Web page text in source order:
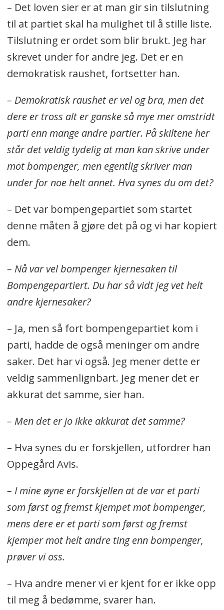
– Det loven sier er at man gir sin tilslutning
til at partiet skal ha mulighet til å stille liste.
Tilslutning er ordet som blir brukt. Jeg har
skrevet under for andre jeg. Det er en
demokratisk raushet, fortsetter han.
– Demokratisk raushet er vel og bra, men det
dere er tross alt er ganske så mye mer omstridt
parti enn mange andre partier. På skiltene her
står det veldig tydelig at man kan skrive under
mot bompenger, men egentlig skriver man
under for noe helt annet. Hva synes du om det?
– Det var bompengepartiet som startet
denne måten å gjøre det på og vi har kopiert
dem.
– Nå var vel bompenger kjernesaken til
Bompengepartiert. Du har så vidt jeg vet helt
andre kjernesaker?
– Ja, men så fort bompengepartiet kom i
parti, hadde de også meninger om andre
saker. Det har vi også. Jeg mener dette er
veldig sammenlignbart. Jeg mener det er
akkurat det samme, sier han.
– Men det er jo ikke akkurat det samme?
– Hva synes du er forskjellen, utfordrer han
Oppegård Avis.
– I mine øyne er forskjellen at de var et parti
som først og fremst kjempet mot bompenger,
mens dere er et parti som først og fremst
kjemper mot helt andre ting enn bompenger,
prøver vi oss.
– Hva andre mener vi er kjent for er ikke opp
til meg å bedømme, svarer han.